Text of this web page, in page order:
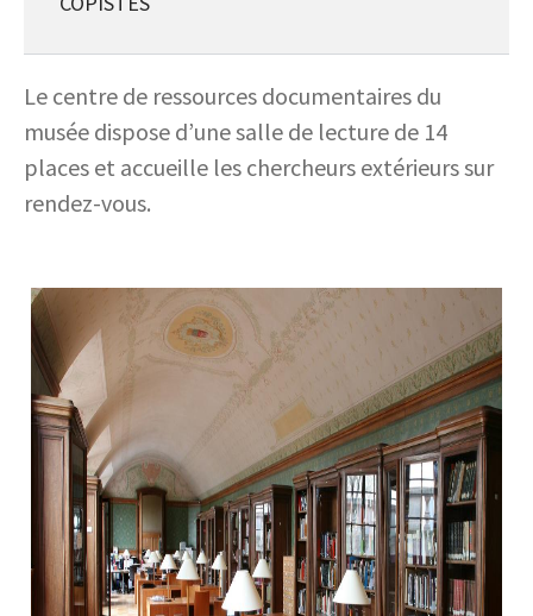
Le centre de ressources documentaires du
musée dispose d’une salle de lecture de 14
places et accueille les chercheurs extérieurs sur
rendez-vous.